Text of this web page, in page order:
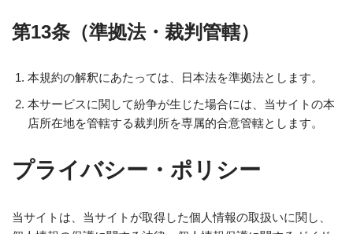
第13条（準拠法・裁判管轄）
本規約の解釈にあたっては、日本法を準拠法とします。
本サービスに関して紛争が生じた場合には、当サイトの本
店所在地を管轄する裁判所を専属的合意管轄とします。
プライバシー・ポリシー
当サイトは、当サイトが取得した個人情報の取扱いに関し、